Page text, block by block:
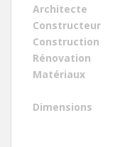
Architecte
Constructeur
Construction
Rénovation
Matériaux
Dimensions